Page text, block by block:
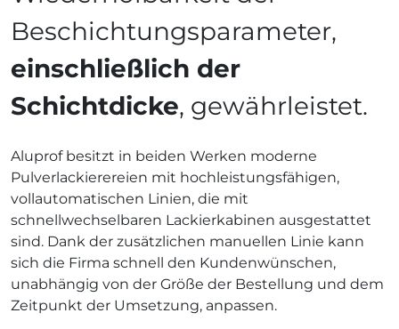
Beschichtungsparameter,
einschließlich der
Schichtdicke, gewährleistet.
Aluprof besitzt in beiden Werken moderne
Pulverlackierereien mit hochleistungsfähigen,
vollautomatischen Linien, die mit
schnellwechselbaren Lackierkabinen ausgestattet
sind. Dank der zusätzlichen manuellen Linie kann
sich die Firma schnell den Kundenwünschen,
unabhängig von der Größe der Bestellung und dem
Zeitpunkt der Umsetzung, anpassen.